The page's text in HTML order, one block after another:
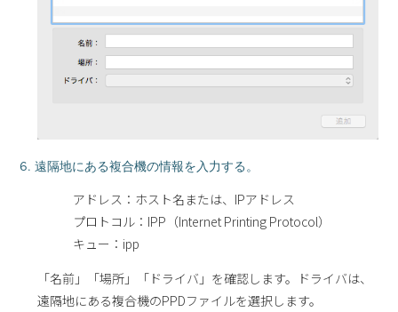
6. 遠隔地にある複合機の情報を入力する。
アドレス：ホスト名または、IPアドレス
プロトコル：IPP（Internet Printing Protocol）
キュー：ipp
「名前」「場所」「ドライバ」を確認します。ドライバは、
遠隔地にある複合機のPPDファイルを選択します。